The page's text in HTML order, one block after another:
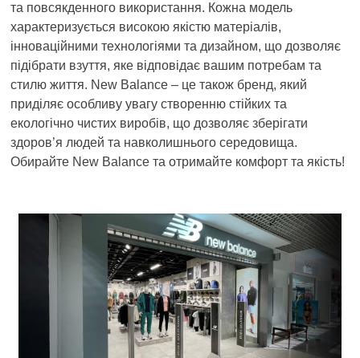
та повсякденного використання. Кожна модель
характеризується високою якістю матеріалів,
інноваційними технологіями та дизайном, що дозволяє
підібрати взуття, яке відповідає вашим потребам та
стилю життя. New Balance – це також бренд, який
приділяє особливу увагу створенню стійких та
екологічно чистих виробів, що дозволяє зберігати
здоров’я людей та навколишнього середовища.
Обирайте New Balance та отримайте комфорт та якість!